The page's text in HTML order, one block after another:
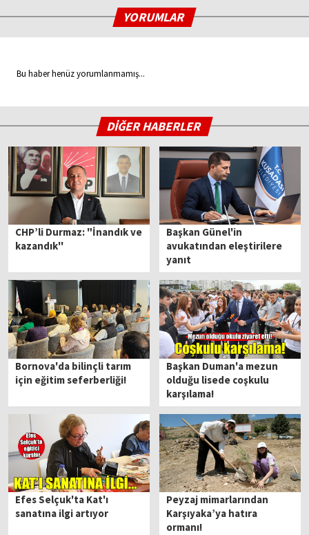
YORUMLAR
Bu haber henüz yorumlanmamış...
DİĞER HABERLER
CHP’li Durmaz: "İnandık ve
kazandık''
Başkan Günel'in
avukatından eleştirilere
yanıt
Bornova'da bilinçli tarım
için eğitim seferberliği!
Başkan Duman'a mezun
olduğu lisede coşkulu
karşılama!
Efes Selçuk'ta Kat'ı
sanatına ilgi artıyor
Peyzaj mimarlarından
Karşıyaka’ya hatıra
ormanı!